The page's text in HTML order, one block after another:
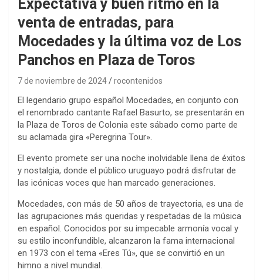
Expectativa y buen ritmo en la
venta de entradas, para
Mocedades y la última voz de Los
Panchos en Plaza de Toros
7 de noviembre de 2024 rocontenidos
El legendario grupo español Mocedades, en conjunto con
el renombrado cantante Rafael Basurto, se presentarán en
la Plaza de Toros de Colonia este sábado como parte de
su aclamada gira «Peregrina Tour».
El evento promete ser una noche inolvidable llena de éxitos
y nostalgia, donde el público uruguayo podrá disfrutar de
las icónicas voces que han marcado generaciones.
Mocedades, con más de 50 años de trayectoria, es una de
las agrupaciones más queridas y respetadas de la música
en español. Conocidos por su impecable armonía vocal y
su estilo inconfundible, alcanzaron la fama internacional
en 1973 con el tema «Eres Tú», que se convirtió en un
himno a nivel mundial.